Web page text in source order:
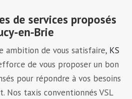
de services proposés
en-Brie
ambition de vous satisfaire, KS
de vous proposer un bon
pour répondre à vos besoins
Nos taxis conventionnés VSL